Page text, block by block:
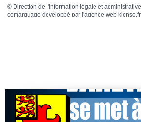
© Direction de l'information légale et administrative
comarquage developpé par l'agence web kienso.fr